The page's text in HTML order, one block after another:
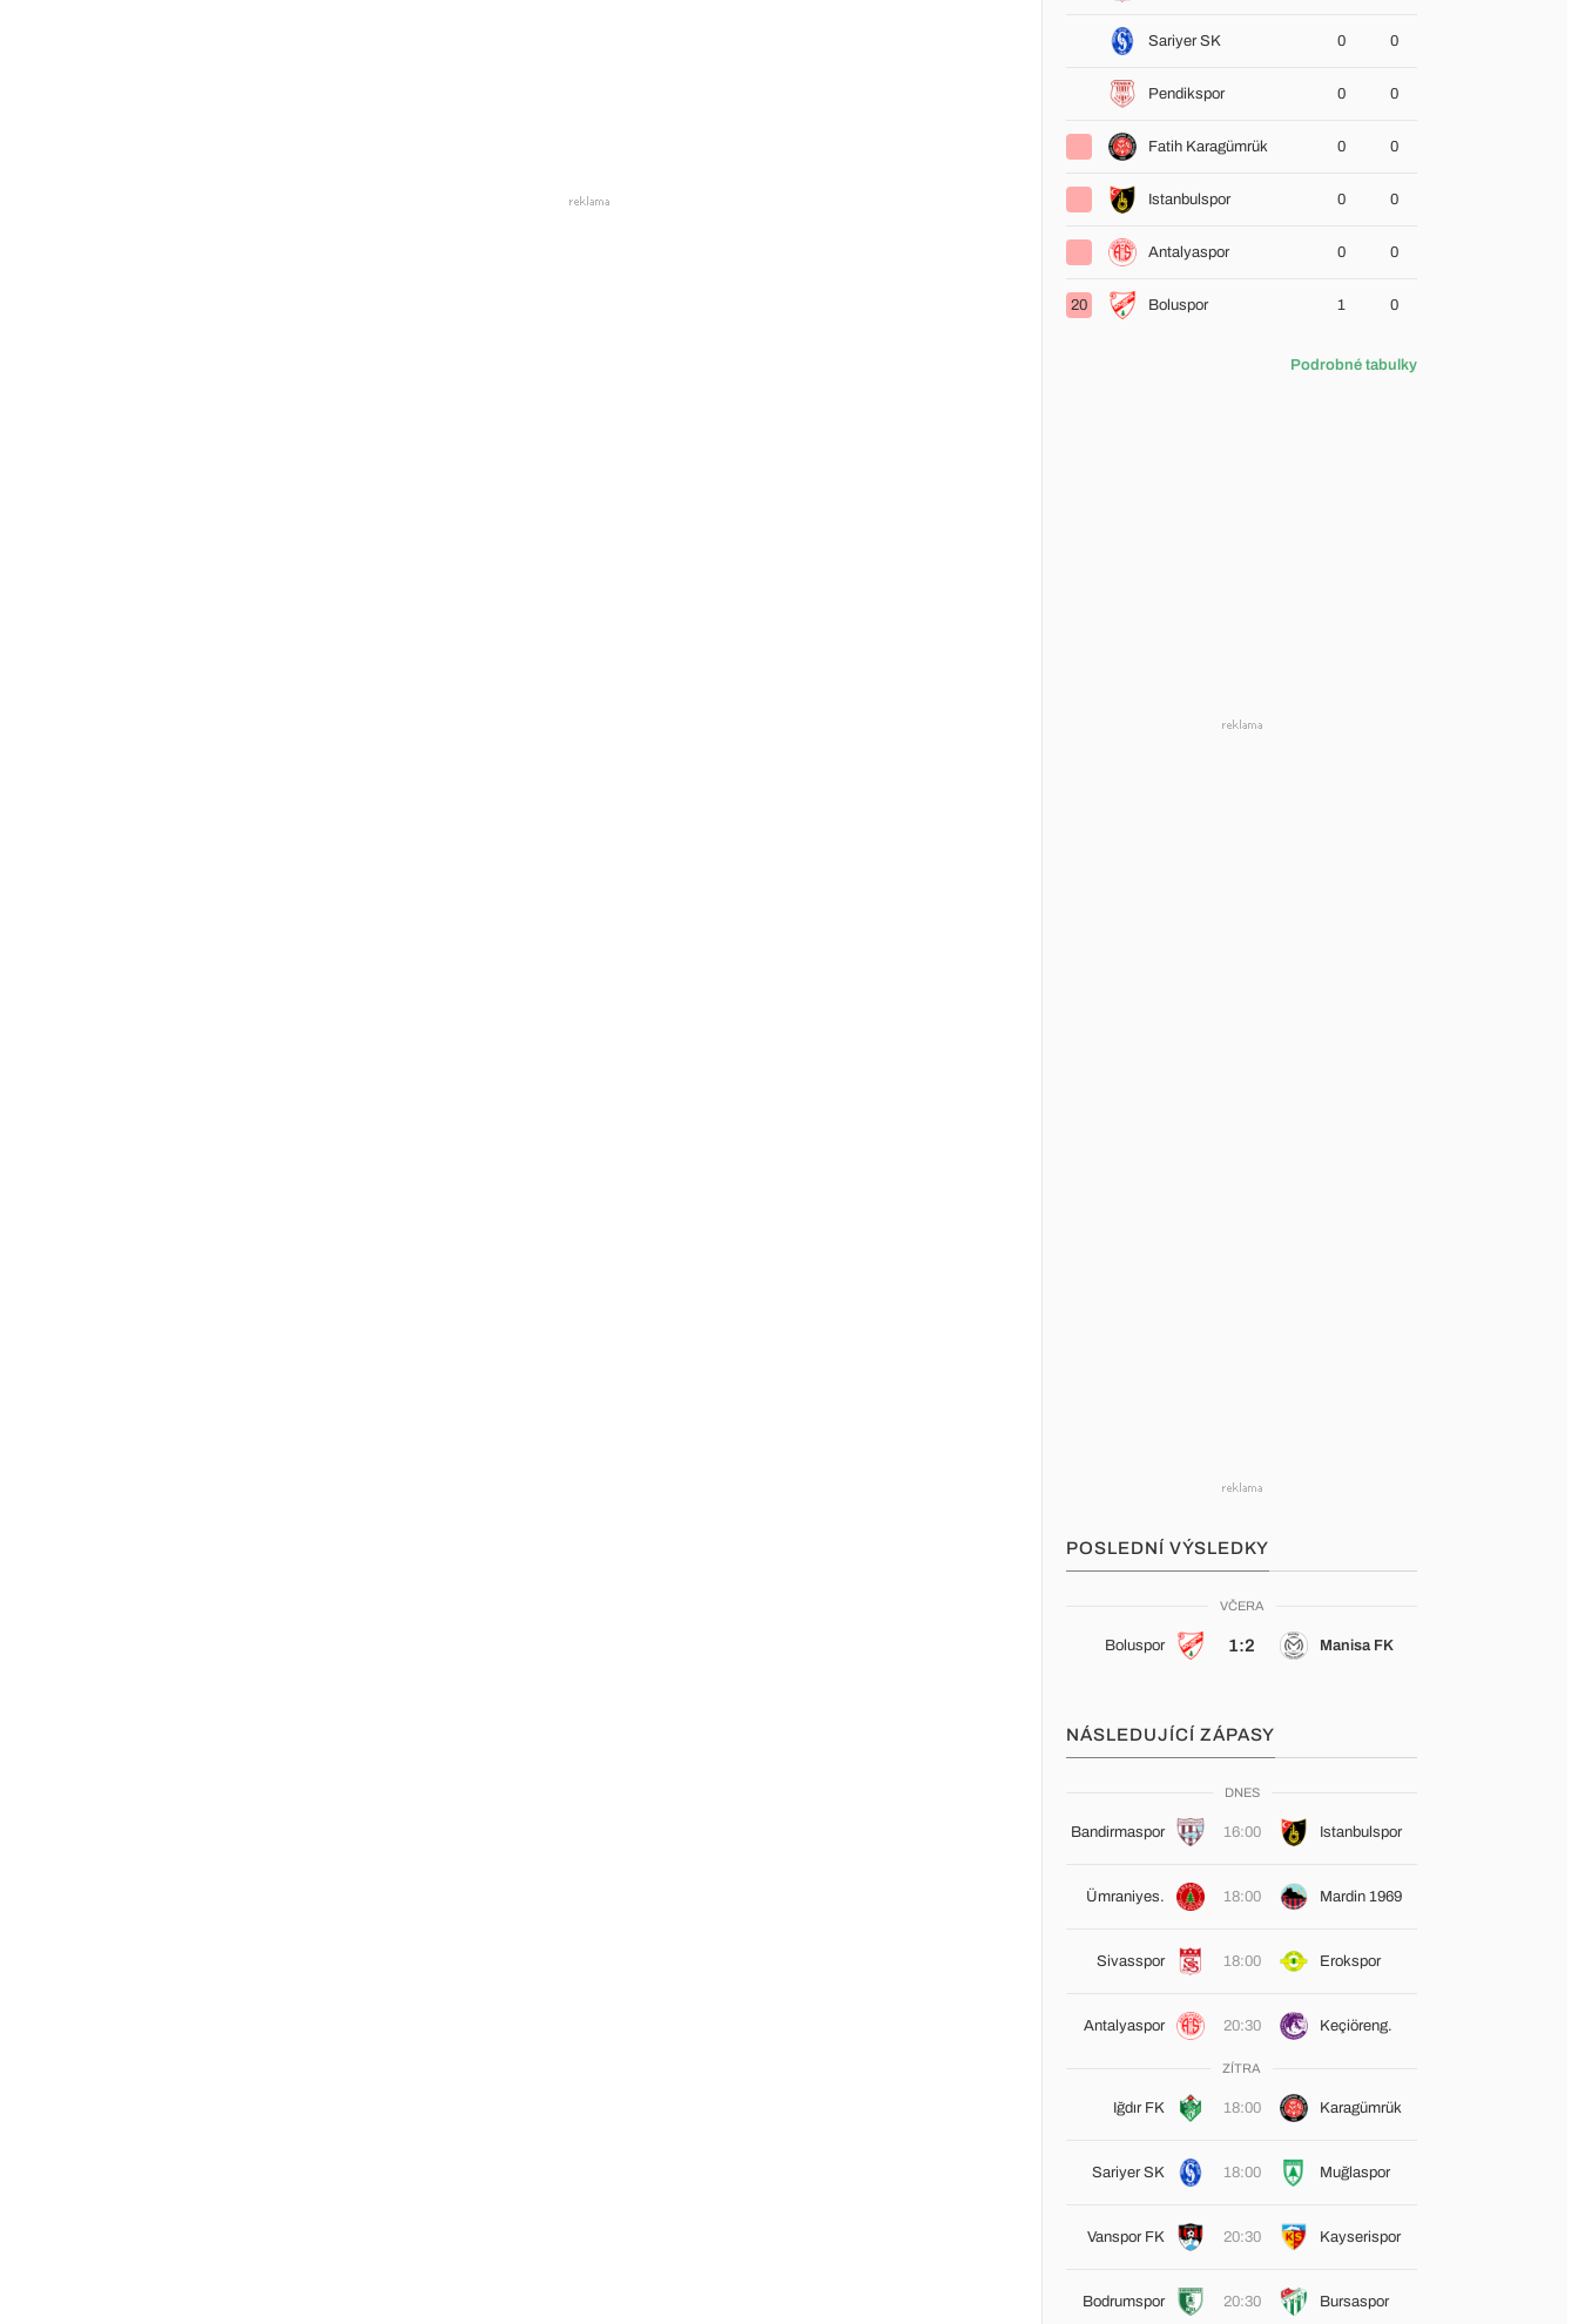
Sariyer SK 0 0
Pendikspor 0 0
Fatih Karagümrük 0 0
Istanbulspor 0 0
Antalyaspor 0 0
20 Boluspor 1 0
Podrobné tabulky
POSLEDNÍ VÝSLEDKY
VČERA
Boluspor 1:2 Manisa FK
NÁSLEDUJÍCÍ ZÁPASY
DNES
Bandirmaspor 16:00 Istanbulspor
Ümraniyes. 18:00 Mardin 1969
Sivasspor 18:00 Erokspor
Antalyaspor 20:30 Keçiöreng.
ZÍTRA
Iğdır FK 18:00 Karagümrük
Sariyer SK 18:00 Muğlaspor
Vanspor FK 20:30 Kayserispor
Bodrumspor 20:30 Bursaspor